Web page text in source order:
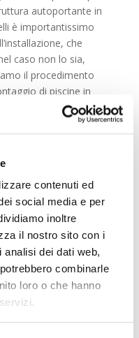
contenuti ed
social media e per
inoltre
il nostro sito con i
dei dati web,
combinarle
loro o che hanno
autoportante in
è importantissimo
che
caso non lo sia,
il procedimento
di piscine in
della zona di
si consiglia di